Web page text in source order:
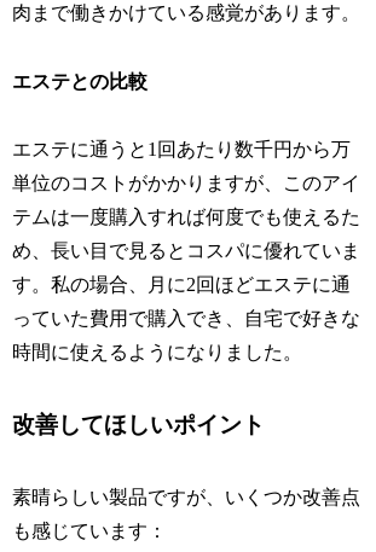
肉まで働きかけている感覚があります。
エステとの比較
エステに通うと1回あたり数千円から万
単位のコストがかかりますが、このアイ
テムは一度購入すれば何度でも使えるた
め、長い目で見るとコスパに優れていま
す。私の場合、月に2回ほどエステに通
っていた費用で購入でき、自宅で好きな
時間に使えるようになりました。
改善してほしいポイント
素晴らしい製品ですが、いくつか改善点
も感じています：